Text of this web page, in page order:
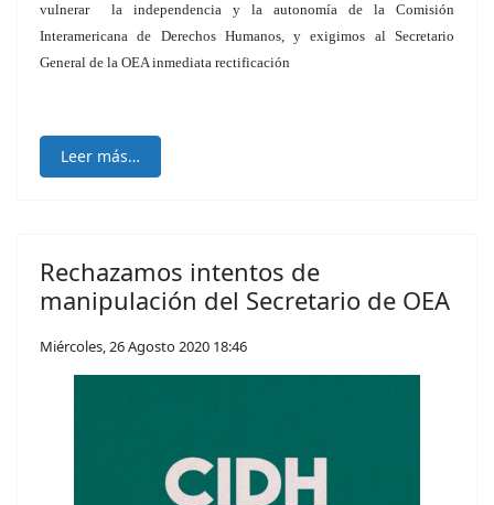
vulnerar la independencia y la autonomía de la Comisión
Interamericana de Derechos Humanos, y exigimos al Secretario
General de la OEA inmediata rectificación
Leer más…
Rechazamos intentos de
manipulación del Secretario de OEA
Miércoles, 26 Agosto 2020 18:46